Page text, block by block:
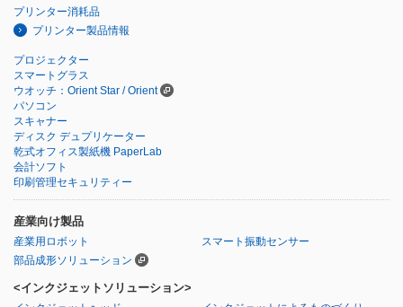
プリンター消耗品
プリンター製品情報
プロジェクター
スマートグラス
ウオッチ：Orient Star / Orient
パソコン
スキャナー
ディスク デュプリケーター
乾式オフィス製紙機 PaperLab
会計ソフト
印刷管理セキュリティー
産業向け製品
産業用ロボット
スマート振動センサー
部品成形ソリューション
<インクジェットソリューション>